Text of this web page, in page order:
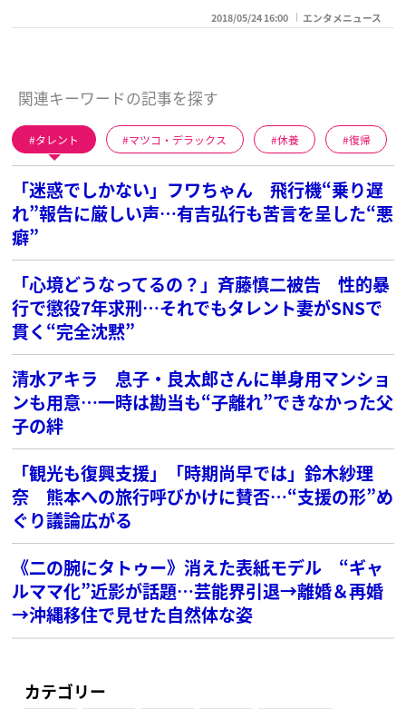
2018/05/24 16:00 エンタメニュース
関連キーワードの記事を探す
タレント マツコ・デラックス 休養 復帰
「迷惑でしかない」フワちゃん 飛行機“乗り遅
れ”報告に厳しい声…有吉弘行も苦言を呈した“悪
癖”
「心境どうなってるの？」斉藤慎二被告 性的暴
行で懲役7年求刑…それでもタレント妻がSNSで
貫く“完全沈黙”
清水アキラ 息子・良太郎さんに単身用マンショ
ンも用意…一時は勘当も“子離れ”できなかった父
子の絆
「観光も復興支援」「時期尚早では」鈴木紗理
奈 熊本への旅行呼びかけに賛否…“支援の形”め
ぐり議論広がる
《二の腕にタトゥー》消えた表紙モデル “ギャ
ルママ化”近影が話題…芸能界引退→離婚＆再婚
→沖縄移住で見せた自然体な姿
カテゴリー